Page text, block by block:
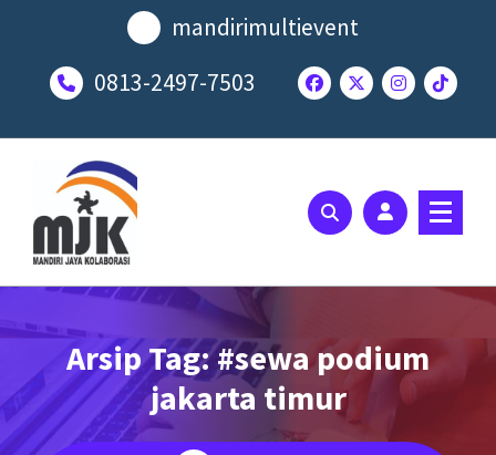
mandirimultievent
0813-2497-7503
Arsip Tag: #sewa podium
jakarta timur